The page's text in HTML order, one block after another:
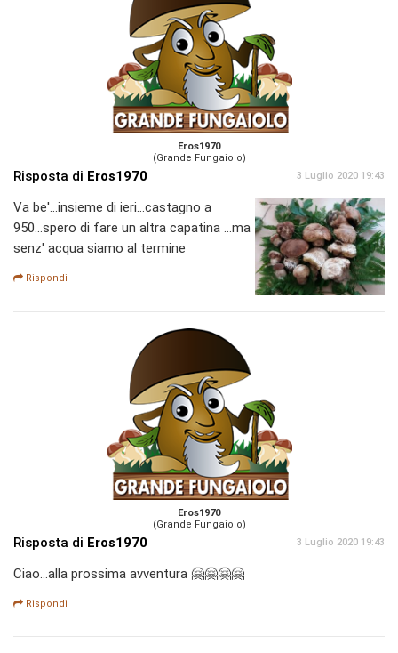
Eros1970
(Grande Fungaiolo)
Risposta di Eros1970 3 Luglio 2020 19:43
Va be'...insieme di ieri...castagno a
950...spero di fare un altra capatina ...ma
senz' acqua siamo al termine
Rispondi
Eros1970
(Grande Fungaiolo)
Risposta di Eros1970 3 Luglio 2020 19:43
Ciao...alla prossima avventura 🤗🤗🤗🤗
Rispondi